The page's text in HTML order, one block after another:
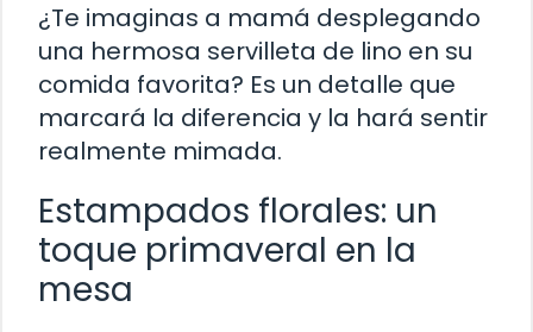
¿Te imaginas a mamá desplegando
una hermosa servilleta de lino en su
comida favorita? Es un detalle que
marcará la diferencia y la hará sentir
realmente mimada.
Estampados florales: un
toque primaveral en la
mesa